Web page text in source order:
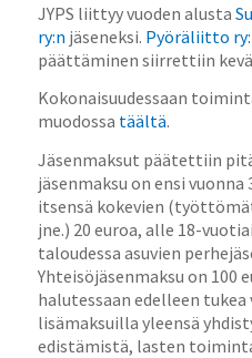
JYPS liittyy vuoden alusta
ry:n jäseneksi. Pyöräliitto
päättäminen siirrettiin
Kokonaisuudessaan
muodossa täältä.
Jäsenmaksut päätettiin
jäsenmaksu on ensi vuonna
itsensä kokevien
jne.) 20 euroa, alle 18-
taloudessa asuvien
Yhteisöjäsenmaksu on 100
halutessaan edelleen
lisämaksuilla yleensä
edistämistä, lasten